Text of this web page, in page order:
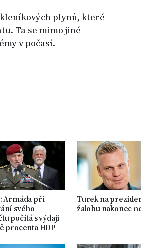
plynů, které
Ta se mimo jiné
v počasí.
Armáda při
svého
počítá s výdaji
procenta HDP
Turek na
žalobu nakonec